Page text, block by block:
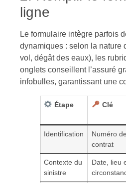
ligne
Le formulaire intègre parfois
dynamiques : selon la nature
vol, dégât des eaux), les
onglets conseillent l’assuré
infobulles, garantissant une
Étape Clé
Identification
Numéro de
contrat
Contexte du
sinistre
Date, lieu